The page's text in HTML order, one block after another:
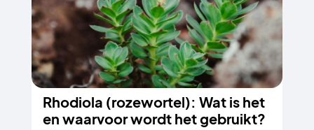
Rhodiola (rozewortel): Wat is het
en waarvoor wordt het gebruikt?